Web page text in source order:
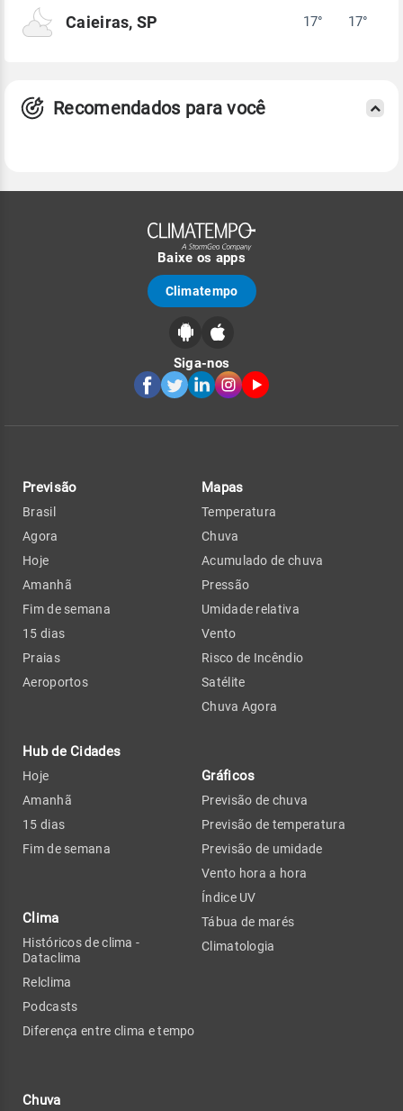
Caieiras, SP 17° 17°
Recomendados para você
Baixe os apps
Climatempo
Siga-nos
Previsão
Brasil
Agora
Hoje
Amanhã
Fim de semana
15 dias
Praias
Aeroportos
Hub de Cidades
Hoje
Amanhã
15 dias
Fim de semana
Clima
Históricos de clima -
Dataclima
Relclima
Podcasts
Diferença entre clima e tempo
Chuva
Mapas
Temperatura
Chuva
Acumulado de chuva
Pressão
Umidade relativa
Vento
Risco de Incêndio
Satélite
Chuva Agora
Gráficos
Previsão de chuva
Previsão de temperatura
Previsão de umidade
Vento hora a hora
Índice UV
Tábua de marés
Climatologia